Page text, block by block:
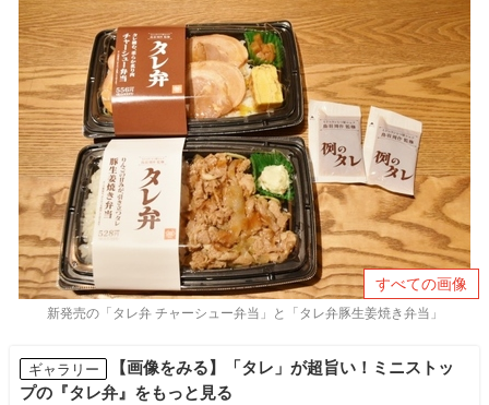
すべての画像
新発売の「タレ弁 チャーシュー弁当」と「タレ弁豚生姜焼き弁当」
ギャラリー
【画像をみる】「タレ」が超旨い！ミニストッ
プの『タレ弁』をもっと見る